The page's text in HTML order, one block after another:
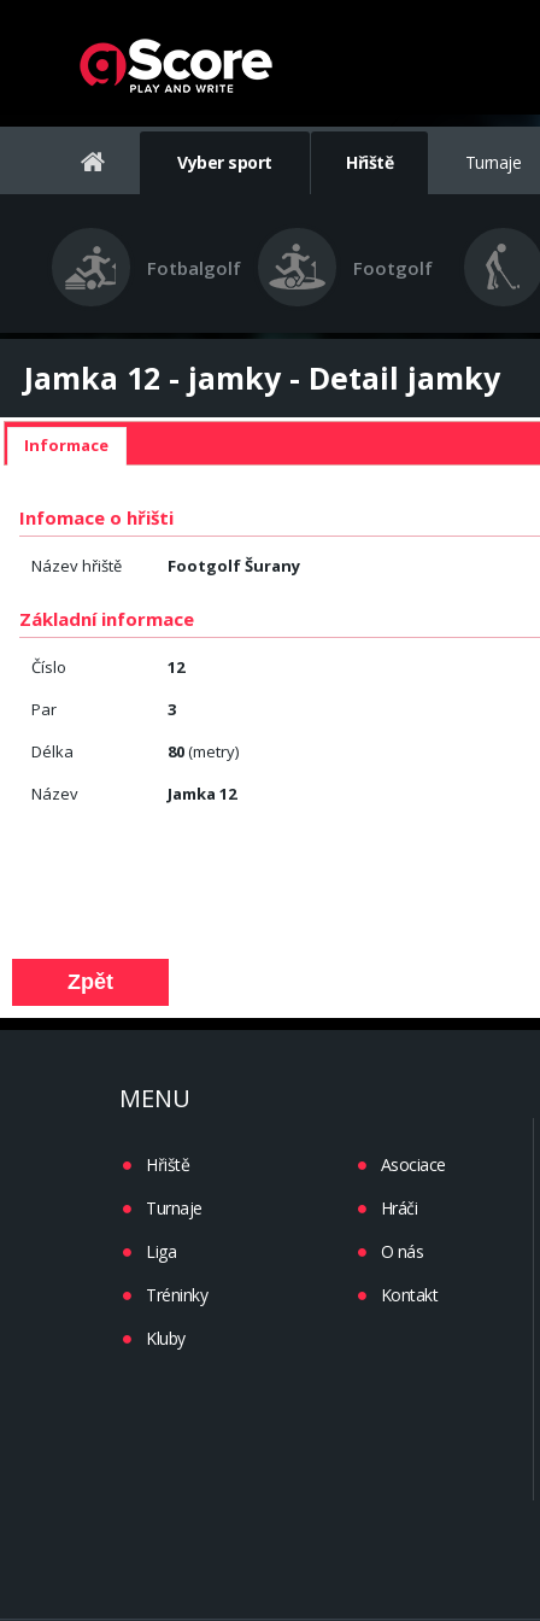
Vyber sport Hřiště Turnaje
Fotbalgolf Footgolf
Jamka 12 - jamky - Detail jamky
Informace
Infomace o hřišti
Název hřiště Footgolf Šurany
Základní informace
Číslo
12
Par
3
Délka
80(metry)
Název
Jamka 12
MENU
Hřiště
Turnaje
Liga
Tréninky
Kluby
Asociace
Hráči
O nás
Kontakt